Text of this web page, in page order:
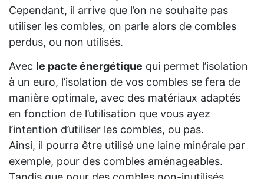
Cependant, il arrive que l’on ne souhaite pas
utiliser les combles, on parle alors de combles
perdus, ou non utilisés.
Avec le pacte énergétique qui permet l’isolation
à un euro, l’isolation de vos combles se fera de
manière optimale, avec des matériaux adaptés
en fonction de l’utilisation que vous ayez
l’intention d’utiliser les combles, ou pas.
Ainsi, il pourra être utilisé une laine minérale par
exemple, pour des combles aménageables.